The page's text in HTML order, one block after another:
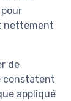
nettement
de
constatent
appliqué